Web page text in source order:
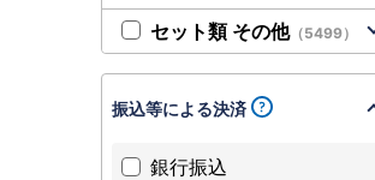
セット類 その他（5499）
振込等による決済
銀行振込